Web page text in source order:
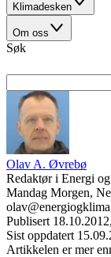
Klimadesken
Om oss
Søk
Olav A. Øvrebø
Redaktør i Energi
Mandag Morgen,
Publisert
Sist oppdatert
Artikkelen er mer